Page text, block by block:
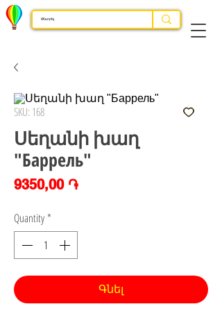
SKU: 168
Սեղանի խաղ
"Баррель"
9350,00 ֏Price
Quantity *
Գնել